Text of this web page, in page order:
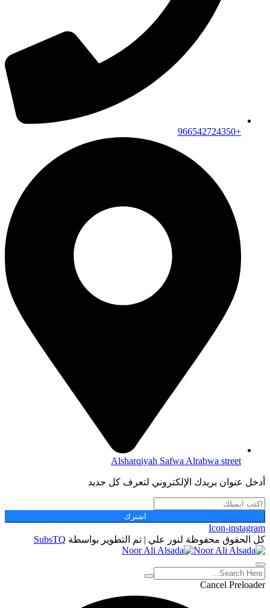
+966542724350
Alsharqiyah Safwa Alrabwa street
أدخل عنوان بريدك الإلكتروني لتعرف كل جديد
اشترك
Icon-instagram
كل الحقوق محفوظة لنور علي | تم التطوير بواسطة SubsTQ
Cancel Preloader